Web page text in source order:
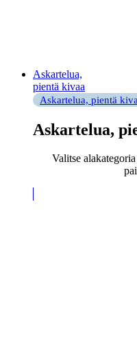
Askartelua,
pientä kivaa
Askartelua, pientä
Askartelua,
Valitse